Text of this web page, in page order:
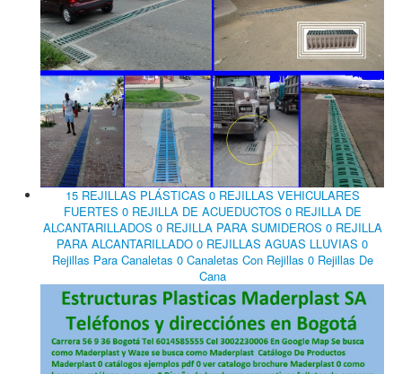
15 REJILLAS PLÁSTICAS 0 REJILLAS VEHICULARES
FUERTES 0 REJILLA DE ACUEDUCTOS 0 REJILLA DE
ALCANTARILLADOS 0 REJILLA PARA SUMIDEROS 0 REJILLA
PARA ALCANTARILLADO 0 REJILLAS AGUAS LLUVIAS 0
Rejillas Para Canaletas 0 Canaletas Con Rejillas 0 Rejillas De
Cana